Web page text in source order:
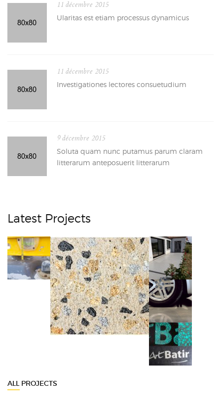
11 décembre 2015
Ularitas est etiam processus dynamicus
11 décembre 2015
Investigationes lectores consuetudium
9 décembre 2015
Soluta quam nunc putamus parum claram
litterarum anteposuerit litterarum
Latest Projects
ALL PROJECTS